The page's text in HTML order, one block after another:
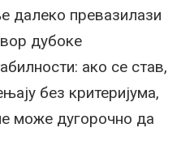
далеко превазилази
дубоке
ако се став,
без критеријума,
може дугорочно да